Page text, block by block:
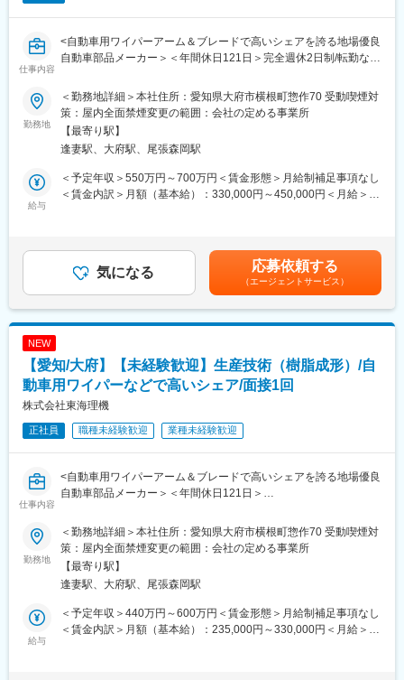
適な配車計画を作成。
（3）ドライバーのサポート：
止。
（4）車両・業務の管理：
トラックの管理。無駄が出ていないか、もっと良くできないかの
改善検討
◎資格取得支援制度もあります。職務上必要な資格取得費用は会
社負担となります。※規定あり
の作業も一緒に行っていただきます。
その後、配車管理の仕事を学んでいただく事になります。配車担
当の先輩社員が教えてくれます。約3～6ヶ月後には独り立ちして
がありません。自己資本比率も82％と安定した経営を続けていま
す。創業時より地元優良企業に信頼されメーカーや日用品の卸売
り、ドラッグストアなどの小売り業など東海地盤の700社以上と
変更の範囲：会社の定める業務
仕事内容
<自動車用ワイパーアーム＆ブレードで高いシェアを誇る地場優良
自動車部品メーカー＞＜年間休日121日＞完全週休2日制/転勤なし
■採用背景：
当社は、ワイパーやウォーターバルブの主力として自動車部品を
製造している企業です。特にワイパーの分野では国内の大手自動
車メーカー様の約50％弱に当社製品を採用頂いております。ワイ
パー、ウォーターバルブ含めてEV化の影響を受けないため、売上
高も堅調に推移しております。
今回は高まり続ける需要に応えるため組織力向上の観点で募集と
なりました。
主に当社製品の樹脂成形部門の生産技術をお任せいたします。
・生産設備の選定、仕様決め（設備は基本外注をしております）
■キャリアパス：
当社では技術者の成長を支援するための明確なキャリアパスを提
供しています。入社後、まずはOJTや技術研修を通じて基礎的な
スキルを習得していただきます。その後、3～5年目にはリーダー
ポジションを目指すことができ、プロジェクト管理やチームのマ
■環境、働き方の魅力：冷暖房完備で清潔な環境です。不具合対応
■組織構成：
生産技術部全体で27名在籍しており、その中で、生産技術2部の6
課の配属になります。
■部のミッション
・生産効率（時間）を5％～7％改善
勤務地
＜勤務地詳細＞本社住所：愛知県大府市横根町惣作70 受動喫煙対
策：屋内全面禁煙変更の範囲：会社の定める事業所
【最寄り駅】
逢妻駅、大府駅、尾張森岡駅
給与
＜予定年収＞550万円～700万円＜賃金形態＞月給制補足事項なし
＜賃金内訳＞月額（基本給）：330,000円～450,000円＜月給＞
～700万、課長クラス800万～900万 賃金はあくま
でも目安の金額であり、選考を通じて上下する可能性がありま
す。月給(月額)は固定手当を含めた表記です。
気になる 応募依頼する
（エージェントサービス）
NEW
【愛知/大府】【未経験歓迎】生産技術（樹脂成形）/自
動車用ワイパーなどで高いシェア/面接1回
株式会社東海理機
正社員 職種未経験歓迎 業種未経験歓迎
仕事内容
<自動車用ワイパーアーム＆ブレードで高いシェアを誇る地場優良
自動車部品メーカー＞＜年間休日121日＞
■採用背景：
当社は、ワイパーやウォーターバルブの主力として自動車部品を
製造している企業です。特にワイパーの分野では国内の大手自動
車メーカー様の約50％弱に当社製品を採用頂いております。ワイ
パー、ウォーターバルブ含めてEV化の影響を受けないため、売上
高も堅調に推移しております。
今回は高まり続ける需要に応えるため組織力向上の観点で募集と
なりました。
勤務地
＜勤務地詳細＞本社住所：愛知県大府市横根町惣作70 受動喫煙対
策：屋内全面禁煙変更の範囲：会社の定める事業所
【最寄り駅】
逢妻駅、大府駅、尾張森岡駅
給与
＜予定年収＞440万円～600万円＜賃金形態＞月給制補足事項なし
＜賃金内訳＞月額（基本給）：235,000円～330,000円＜月給＞